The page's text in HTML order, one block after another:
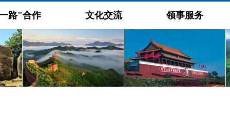
路"合作 文化交流 领事服务